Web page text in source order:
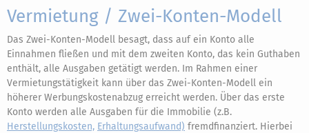
Vermietung / Zwei-Konten-Modell
Das Zwei-Konten-Modell besagt, dass auf ein Konto alle
Einnahmen fließen und mit dem zweiten Konto, das kein Guthaben
enthält, alle Ausgaben getätigt werden. Im Rahmen einer
Vermietungstätigkeit kann über das Zwei-Konten-Modell ein
höherer Werbungskostenabzug erreicht werden. Über das erste
Konto werden alle Ausgaben für die Immobilie (z.B.
Herstellungskosten, Erhaltungsaufwand) fremdfinanziert. Hierbei